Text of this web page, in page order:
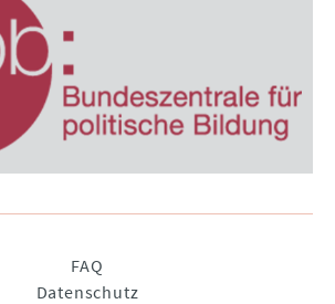
FAQ
Datenschutz